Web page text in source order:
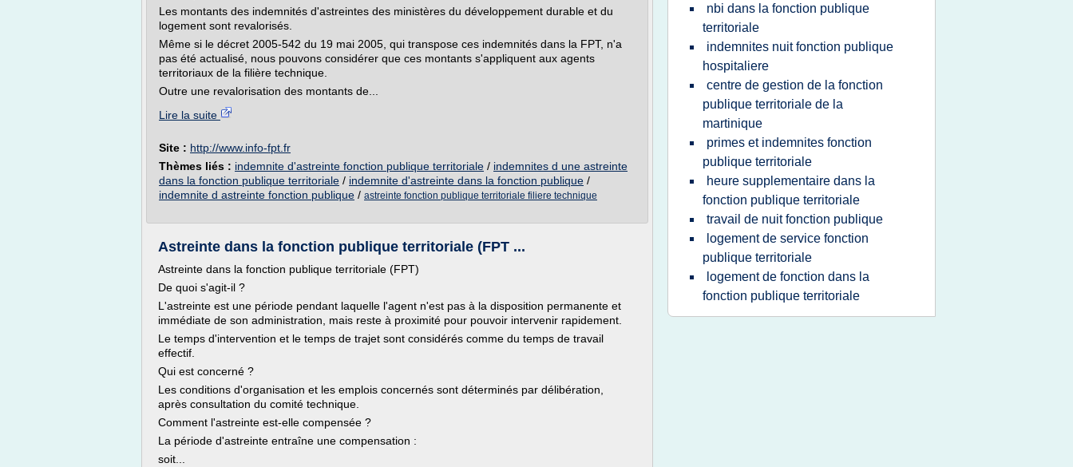
Les montants des indemnités d'astreintes des ministères du développement durable et du
logement sont revalorisés.
Même si le décret 2005-542 du 19 mai 2005, qui transpose ces indemnités dans la FPT, n'a
pas été actualisé, nous pouvons considérer que ces montants s'appliquent aux agents
territoriaux de la filière technique.
Outre une revalorisation des montants de...
Lire la suite
Site : http://www.info-fpt.fr
Thèmes liés : indemnite d'astreinte fonction publique territoriale / indemnites d une astreinte
dans la fonction publique territoriale / indemnite d'astreinte dans la fonction publique /
indemnite d astreinte fonction publique / astreinte fonction publique territoriale filiere technique
Astreinte dans la fonction publique territoriale (FPT ...
Astreinte dans la fonction publique territoriale (FPT)
De quoi s'agit-il ?
L'astreinte est une période pendant laquelle l'agent n'est pas à la disposition permanente et
immédiate de son administration, mais reste à proximité pour pouvoir intervenir rapidement.
Le temps d'intervention et le temps de trajet sont considérés comme du temps de travail
effectif.
Qui est concerné ?
Les conditions d'organisation et les emplois concernés sont déterminés par délibération,
après consultation du comité technique.
Comment l'astreinte est-elle compensée ?
La période d'astreinte entraîne une compensation :
soit...
nbi dans la fonction publique
territoriale
indemnites nuit fonction publique
hospitaliere
centre de gestion de la fonction
publique territoriale de la
martinique
primes et indemnites fonction
publique territoriale
heure supplementaire dans la
fonction publique territoriale
travail de nuit fonction publique
logement de service fonction
publique territoriale
logement de fonction dans la
fonction publique territoriale